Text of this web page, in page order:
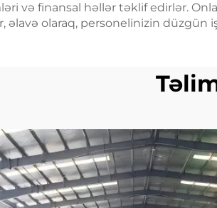
və finansal həllər təklif edirlər.
əlavə olaraq, personelinizin düzgün